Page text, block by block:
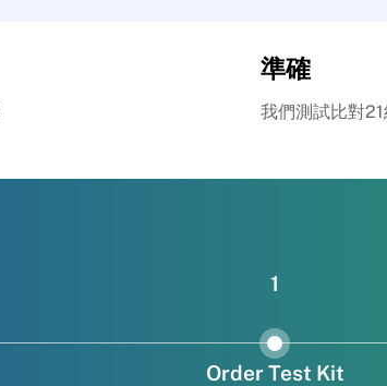
準確
我們測試比對
1
Order Test Kit